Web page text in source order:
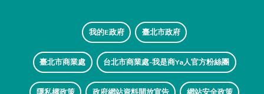
我的E政府 臺北市政府
臺北市商業處 台北市商業處-我是商Ya人官方粉絲團